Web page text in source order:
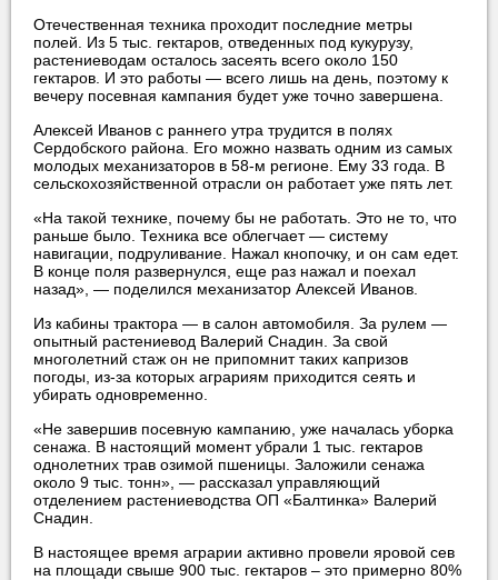
Отечественная техника проходит последние метры
полей. Из 5 тыс. гектаров, отведенных под кукурузу,
растениеводам осталось засеять всего около 150
гектаров. И это работы — всего лишь на день, поэтому к
вечеру посевная кампания будет уже точно завершена.
Алексей Иванов с раннего утра трудится в полях
Сердобского района. Его можно назвать одним из самых
молодых механизаторов в 58-м регионе. Ему 33 года. В
сельскохозяйственной отрасли он работает уже пять лет.
«На такой технике, почему бы не работать. Это не то, что
раньше было. Техника все облегчает — систему
навигации, подруливание. Нажал кнопочку, и он сам едет.
В конце поля развернулся, еще раз нажал и поехал
назад», — поделился механизатор Алексей Иванов.
Из кабины трактора — в салон автомобиля. За рулем —
опытный растениевод Валерий Снадин. За свой
многолетний стаж он не припомнит таких капризов
погоды, из-за которых аграриям приходится сеять и
убирать одновременно.
«Не завершив посевную кампанию, уже началась уборка
сенажа. В настоящий момент убрали 1 тыс. гектаров
однолетних трав озимой пшеницы. Заложили сенажа
около 9 тыс. тонн», — рассказал управляющий
отделением растениеводства ОП «Балтинка» Валерий
Снадин.
В настоящее время аграрии активно провели яровой сев
на площади свыше 900 тыс. гектаров – это примерно 80%